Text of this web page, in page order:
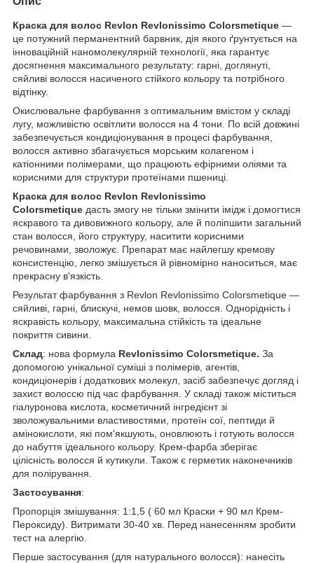
Краска для волос Revlon Revlonissimo Colorsmetique —
це потужний перманентний барвник, дія якого ґрунтується на
інноваційній наномолекулярній технології, яка гарантує
досягнення максимального результату: гарні, доглянуті,
сяйливі волосся насиченого стійкого кольору та потрібного
відтінку.
Окислювальне фарбування з оптимальним вмістом у складі
лугу, можливістю освітлити волосся на 4 тони. По всій довжині
забезпечується кондиціонування в процесі фарбування,
волосся активно збагачується морським колагеном і
катіонними полімерами, що працюють ефірними оліями та
корисними для структури протеїнами пшениці.
Краска для волос Revlon Revlonissimo
Colorsmetique дасть змогу не тільки змінити імідж і домогтися
яскравого та дивовижного кольору, але й поліпшити загальний
стан волосся, його структуру, наситити корисними
речовинами, зволожує. Препарат має найлегшу кремову
консистенцію, легко змішується й рівномірно наноситься, має
прекрасну в'язкість.
Результат фарбування з Revlon Revlonissimo Colorsmetique —
сяйливі, гарні, блискучі, немов шовк, волосся. Однорідність і
яскравість кольору, максимальна стійкість та ідеальне
покриття сивини.
Склад: нова формула Revlonissimo Colorsmetique. За
допомогою унікальної суміші з полімерів, агентів,
кондиціонерів і додаткових молекул, засіб забезпечує догляд і
захист волоссю під час фарбування. У складі також міститься
гіалуронова кислота, косметичний інгредієнт зі
зволожувальними властивостями, протеїн сої, пептиди й
амінокислоти, які пом'якшують, оновлюють і готують волосся
до набуття ідеального кольору. Крем-фарба зберігає
цілісність волосся й кутикули. Також є герметик наконечників
для полірування.
Застосування:
Пропорція змішування: 1:1,5 ( 60 мл Краски + 90 мл Крем-
Пероксиду). Витримати 30-40 хв. Перед нанесенням зробити
тест на алергію.
Перше застосування (для натурального волосся): нанесіть